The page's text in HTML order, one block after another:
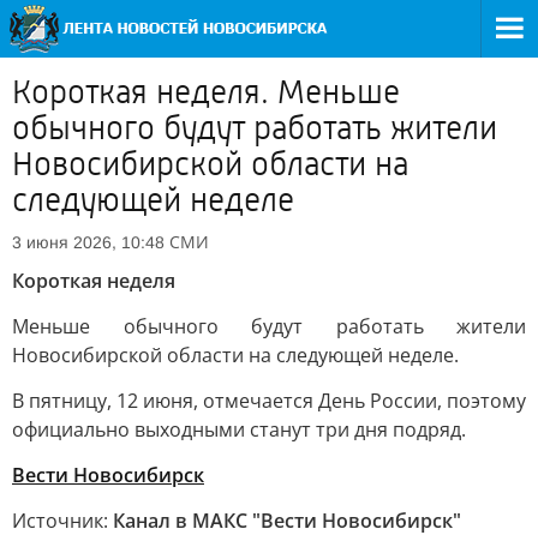
Короткая неделя. Меньше
обычного будут работать жители
Новосибирской области на
следующей неделе
3 июня 2026, 10:48 СМИ
Короткая неделя
Меньше обычного будут работать жители
Новосибирской области на следующей неделе.
В пятницу, 12 июня, отмечается День России, поэтому
официально выходными станут три дня подряд.
Вести Новосибирск
Источник: Канал в МАКС "Вести Новосибирск"